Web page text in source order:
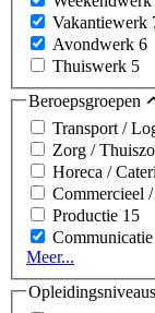
Vakantiewerk
Avondwerk 6
Thuiswerk 5
Beroepsgroepen
Transport /
Zorg /
Horeca /
Commercieel
Productie 15
Meer...
Opleidingsniveaus